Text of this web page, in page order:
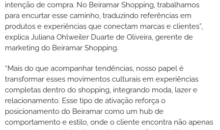
intenção de compra. No Beiramar Shopping, trabalhamos
para encurtar esse caminho, traduzindo referências em
produtos e experiências que conectam marcas e clientes”,
explica Juliana Ohlweiler Duarte de Oliveira, gerente de
marketing do Beiramar Shopping.
“Mais do que acompanhar tendências, nosso papel é
transformar esses movimentos culturais em experiências
completas dentro do shopping, integrando moda, lazer e
relacionamento. Esse tipo de ativação reforça o
posicionamento do Beiramar como um hub de
comportamento e estilo, onde o cliente encontra não apenas